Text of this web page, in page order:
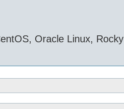
Oracle Linux, Rocky